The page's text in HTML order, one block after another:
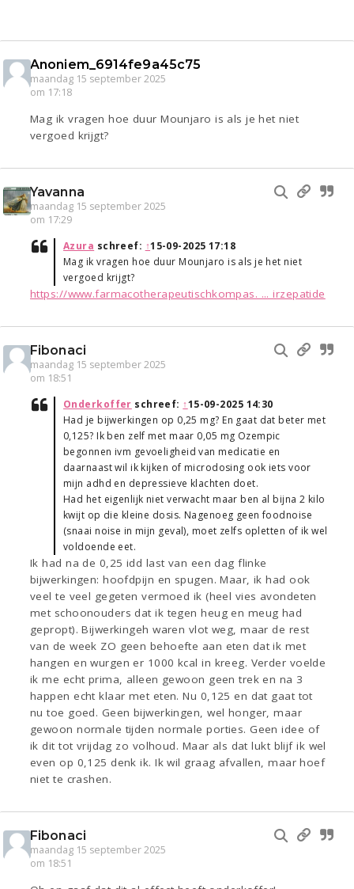
Anoniem_6914fe9a45c75
maandag 15 september 2025
om 17:18
Mag ik vragen hoe duur Mounjaro is als je het niet
vergoed krijgt?
Yavanna
maandag 15 september 2025
om 17:29
Azura schreef: ↑15-09-2025 17:18
Mag ik vragen hoe duur Mounjaro is als je het niet
vergoed krijgt?
https://www.farmacotherapeutischkompas. ... irzepatide
Fibonaci
maandag 15 september 2025
om 18:51
Onderkoffer schreef: ↑15-09-2025 14:30
Had je bijwerkingen op 0,25 mg? En gaat dat beter met
0,125? Ik ben zelf met maar 0,05 mg Ozempic
begonnen ivm gevoeligheid van medicatie en
daarnaast wil ik kijken of microdosing ook iets voor
mijn adhd en depressieve klachten doet.
Had het eigenlijk niet verwacht maar ben al bijna 2 kilo
kwijt op die kleine dosis. Nagenoeg geen foodnoise
(snaai noise in mijn geval), moet zelfs opletten of ik wel
voldoende eet.
Ik had na de 0,25 idd last van een dag flinke
bijwerkingen: hoofdpijn en spugen. Maar, ik had ook
veel te veel gegeten vermoed ik (heel vies avondeten
met schoonouders dat ik tegen heug en meug had
gepropt). Bijwerkingeh waren vlot weg, maar de rest
van de week ZO geen behoefte aan eten dat ik met
hangen en wurgen er 1000 kcal in kreeg. Verder voelde
ik me echt prima, alleen gewoon geen trek en na 3
happen echt klaar met eten. Nu 0,125 en dat gaat tot
nu toe goed. Geen bijwerkingen, wel honger, maar
gewoon normale tijden normale porties. Geen idee of
ik dit tot vrijdag zo volhoud. Maar als dat lukt blijf ik wel
even op 0,125 denk ik. Ik wil graag afvallen, maar hoef
niet te crashen.
Fibonaci
maandag 15 september 2025
om 18:51